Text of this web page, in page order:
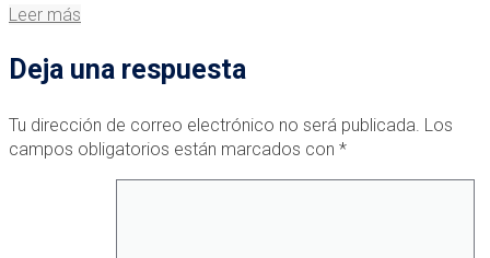
Leer más
Deja una respuesta
Tu dirección de correo electrónico no será publicada. Los
campos obligatorios están marcados con *